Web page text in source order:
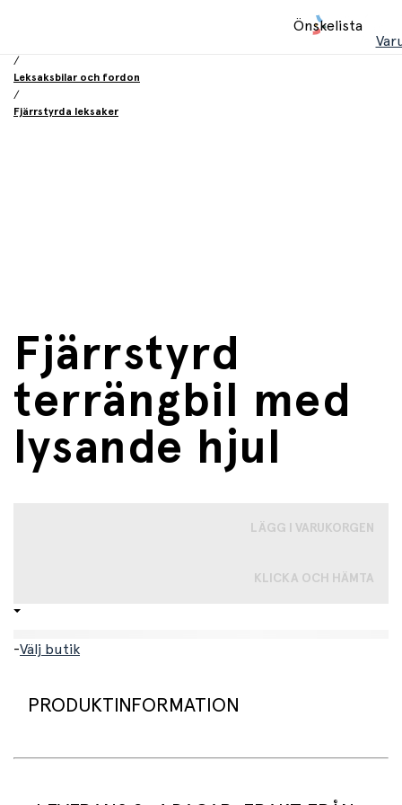
Önskelista
/
Leksaksbilar och fordon
/
Fjärrstyrda leksaker
Fjärrstyrd
terrängbil med
lysande hjul
LÄGG I VARUKORGEN
KLICKA OCH HÄMTA
-Välj butik
PRODUKTINFORMATION